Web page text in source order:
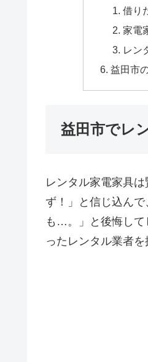
借り
家電
レン
益田市
益田市でレ
レンタル家電家具
ず！」と信じ込ん
も…。」と後悔して
ったレンタル業者を